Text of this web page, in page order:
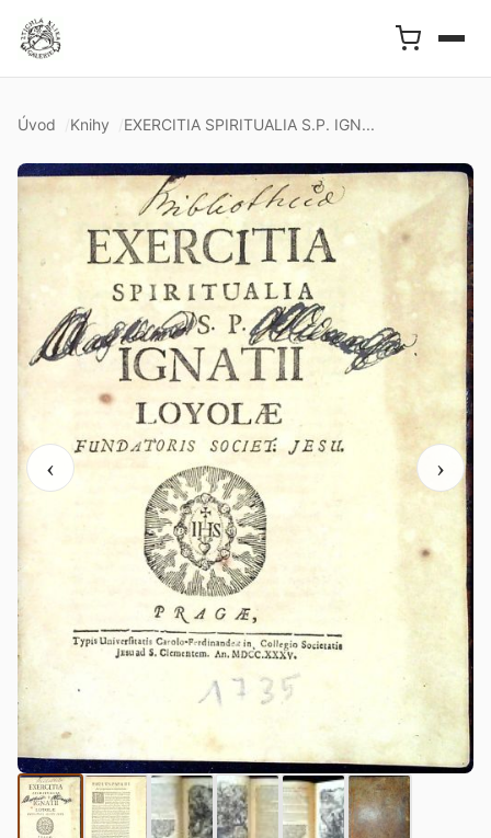
Úvod Knihy EXERCITIA SPIRITUALIA S.P. IGN...
‹ ›